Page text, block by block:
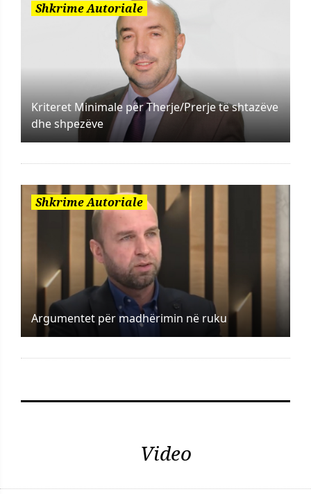
Shkrime Autoriale
Kriteret Minimale për Therje/Prerje të shtazëve
dhe shpezëve
Shkrime Autoriale
Argumentet për madhërimin në ruku
Video